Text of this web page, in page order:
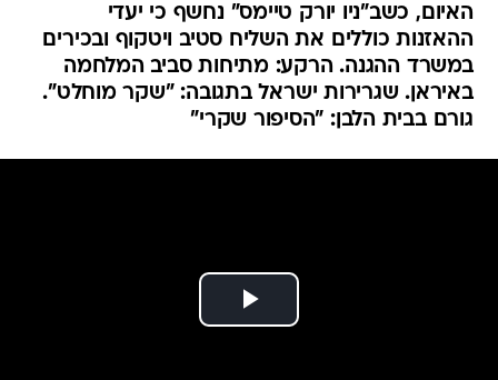
האיום, כשב"ניו יורק טיימס" נחשף כי יעדי
ההאזנות כוללים את השליח סטיב ויטקוף ובכירים
במשרד ההגנה. הרקע: מתיחות סביב המלחמה
באיראן. שגרירות ישראל בתגובה: "שקר מוחלט".
גורם בבית הלבן: "הסיפור שקרי"